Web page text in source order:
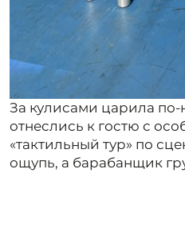
За кулисами царила
отнеслись к гостю с
«тактильный тур» по
ощупь, а барабанщик